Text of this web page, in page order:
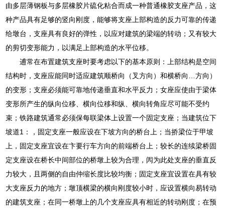
由多层薄钢板与多层橡胶片硫化粘合而成一种普通橡胶支座产品，这
种产品具有足够的竖向刚度，能够将支座上部构造的反力可靠的传递
给墩台，支座具有良好的弹性，以应对建筑的梁端的转动；又有较大
的剪切变形能力，以满足上部构造的水平位移。
逋常在布置建筑支座时要考虑以下的基本原则：上部结构是空间
结构时，支座应能同时适应建筑顺桥向（叉方向）和横桥向…方向）
的变形；支座必须能可靠地传递垂直和水平反力；女座应使由于梁体
变形所产生的纵向位移、横向位移和纵、横向转角应尽可能不受约
束；铁路建筑通常必须保每联梁体上设置一个固定支座；当建筑位下
坡道1：，固定支座一般应设在下坡方向的桥台上；当挢梁位于甲坡
上，固定支座宜设在卞要行车方向的前端桥台上；较长的连续梁桥固
定支座设在桥长中间部位的桥墩上较为合理，闶为此处支座的垂直反
力较大，且两侧的自由仲缩长度比较均衡；固定支座宜设置在具有较
大支座反力的地方；墩顶横梁的横向刚度较小时，应设置横向易转动
的建筑支座；在同一桥墩上的几个支座应具有相近的转动刚度；在预